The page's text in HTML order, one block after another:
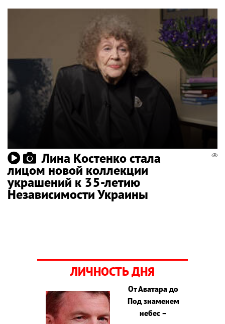
Лина Костенко стала
лицом новой коллекции
украшений к 35-летию
Независимости Украины
ЛИЧНОСТЬ ДНЯ
От Аватара до
Под знаменем
небес –